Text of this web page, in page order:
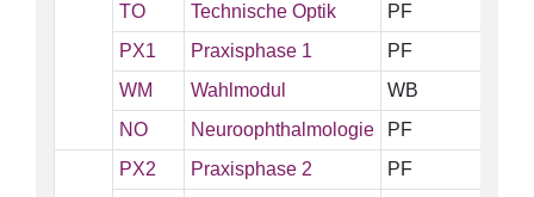
TO Technische Optik
PF
PX1
Praxisphase 1
PF
WM
Wahlmodul
WB
NO
Neuroophthalmologie PF
PX2 Praxisphase 2
PF